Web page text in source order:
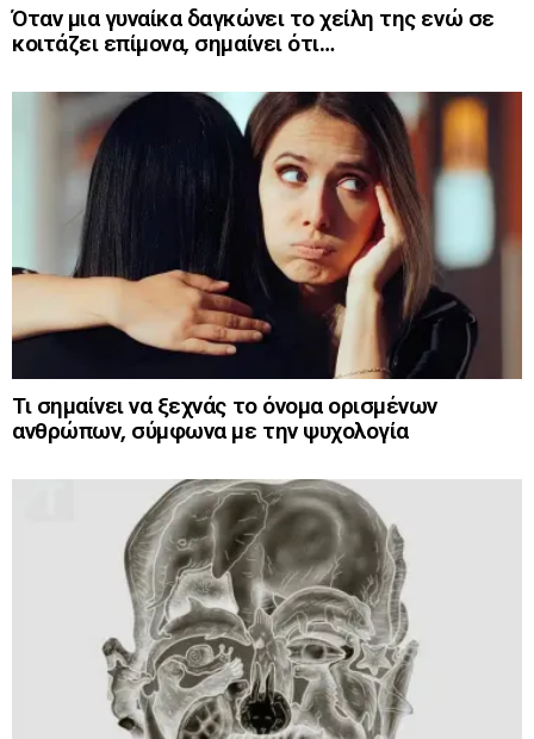
Όταν μια γυναίκα δαγκώνει το χείλη της ενώ σε
κοιτάζει επίμονα, σημαίνει ότι…
Τι σημαίνει να ξεχνάς το όνομα ορισμένων
ανθρώπων, σύμφωνα με την ψυχολογία